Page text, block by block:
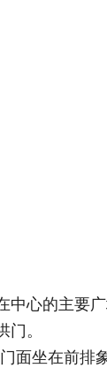
中心的主要
。
面坐在前排